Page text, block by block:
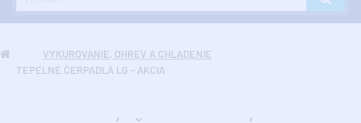
VYKUROVANIE, OHREV A CHLADENIE
TEPELNÉ ČERPADLÁ LG - AKCIA